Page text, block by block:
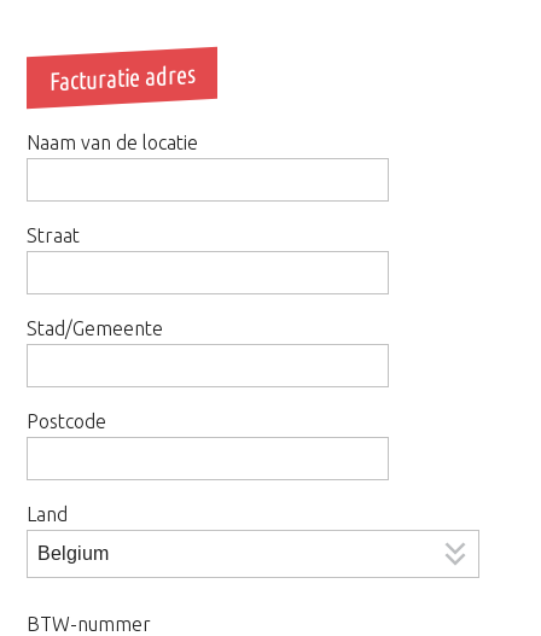
Facturatie adres
Naam van de locatie
Straat
Stad/Gemeente
Postcode
Land
BTW-nummer